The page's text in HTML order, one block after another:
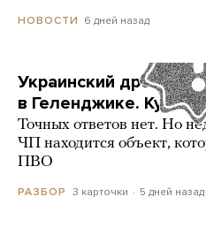
НОВОСТИ 6 дней назад
Украинский дрон
в Геленджике. Куда
Точных ответов нет. Но
ЧП находится объект,
ПВО
РАЗБОР 3 карточки 5 дней назад